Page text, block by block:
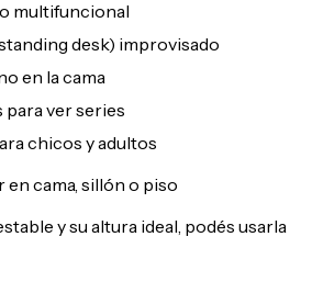
multifuncional
desk) improvisado
en la cama
para ver series
chicos y adultos
en cama, sillón o piso
y su altura ideal, podés usarla